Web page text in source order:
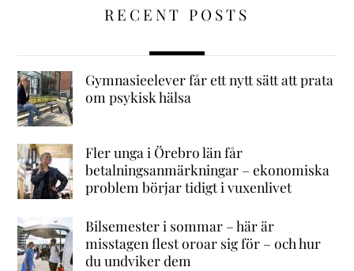
RECENT POSTS
Gymnasieelever får ett nytt sätt att prata
om psykisk hälsa
Fler unga i Örebro län får
betalningsanmärkningar – ekonomiska
problem börjar tidigt i vuxenlivet
Bilsemester i sommar – här är
misstagen flest oroar sig för – och hur
du undviker dem